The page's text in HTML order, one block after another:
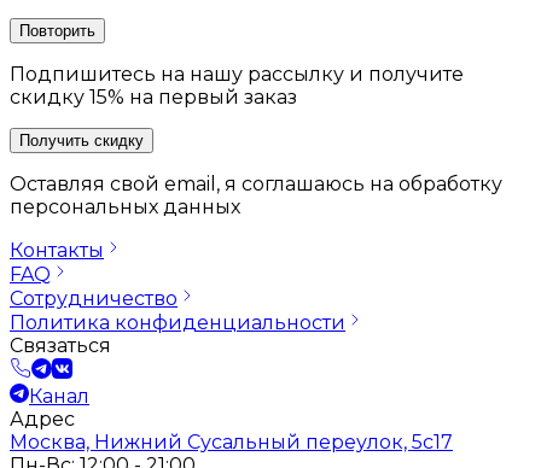
Повторить
Подпишитесь на нашу рассылку и получите
скидку 15% на первый заказ
Получить скидку
Оставляя свой email, я соглашаюсь на обработку
персональных данных
Контакты
FAQ
Сотрудничество
Политика конфиденциальности
Связаться
Канал
Адрес
Москва, Нижний Сусальный переулок, 5с17